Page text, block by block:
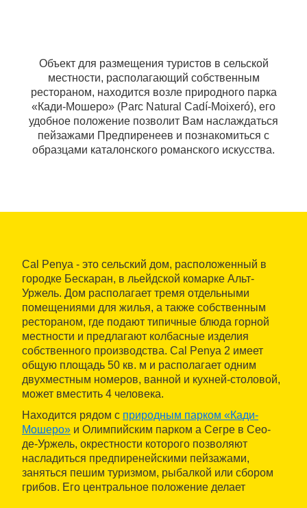
Объект для размещения туристов в сельской
местности, располагающий собственным
рестораном, находится возле природного парка
«Кади-Мошеро» (Parc Natural Cadí-Moixeró), его
удобное положение позволит Вам наслаждаться
пейзажами Предпиренеев и познакомиться с
образцами каталонского романского искусства.
Cal Penya - это сельский дом, расположенный в
городке Бескаран, в льейдской комарке Альт-
Уржель. Дом располагает тремя отдельными
помещениями для жилья, а также собственным
рестораном, где подают типичные блюда горной
местности и предлагают колбасные изделия
собственного производства. Cal Penya 2 имеет
общую площадь 50 кв. м и располагает одним
двухместным номеров, ванной и кухней-столовой,
может вместить 4 человека.
Находится рядом с природным парком «Кади-
Мошеро» и Олимпийским парком а Сегре в Сео-
де-Уржель, окрестности которого позволяют
насладиться предпиренейскими пейзажами,
заняться пешим туризмом, рыбалкой или сбором
грибов. Его центральное положение делает